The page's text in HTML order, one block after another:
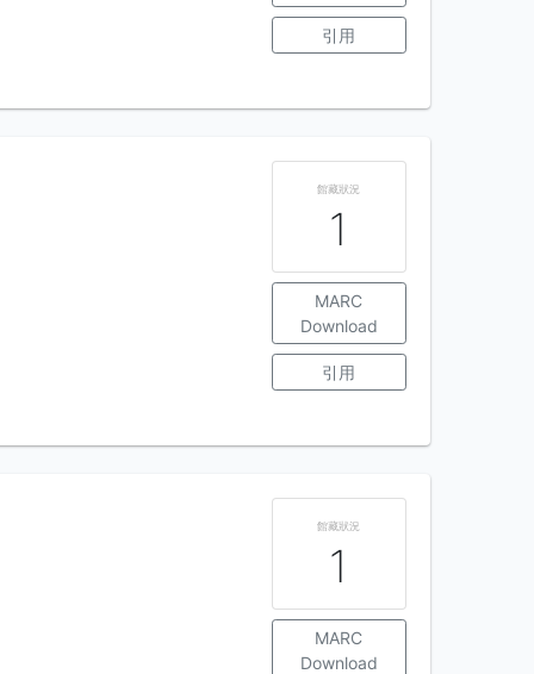
引用
館藏狀況
1
MARC
Download
引用
館藏狀況
1
MARC
Download